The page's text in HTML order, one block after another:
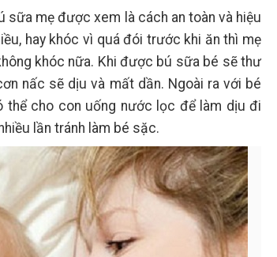
mẹ được xem là cách an toàn và hiệu
hay khóc vì quá đói trước khi ăn thì mẹ
khóc nữa. Khi được bú sữa bé sẽ thư
nấc sẽ dịu và mất dần. Ngoài ra với bé
cho con uống nước lọc để làm dịu đi
lần tránh làm bé sặc.